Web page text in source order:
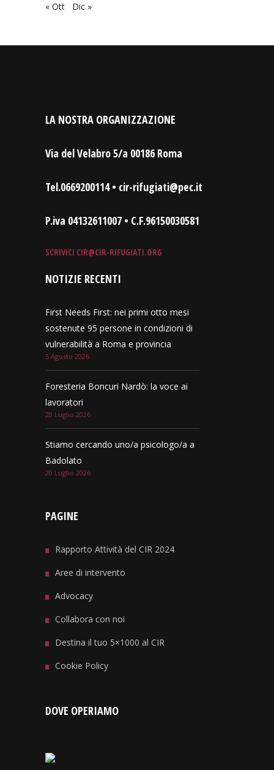
« Ott Dic »
LA NOSTRA ORGANIZZAZIONE
Via del Velabro 5/a 00186 Roma
Tel.0669200114 • cir-rifugiati@pec.it
P.iva 04132611007 • C.F.96150030581
SCRIVICI CIR@CIR-RIFUGIATI.ORG
NOTIZIE RECENTI
First Needs First: nei primi otto mesi
sostenute 95 persone in condizioni di
vulnerabilità a Roma e provincia
5 Agosto 2026
Foresteria Boncuri Nardò: la voce ai
lavoratori
28 Luglio 2026
Stiamo cercando uno/a psicologo/a a
Badolato
20 Luglio 2026
PAGINE
Rapporto Attività del CIR 2024
Aree di intervento
Advocacy
Collabora con noi
Destina il tuo 5×1000 al CIR
Cookie Policy
DOVE OPERIAMO